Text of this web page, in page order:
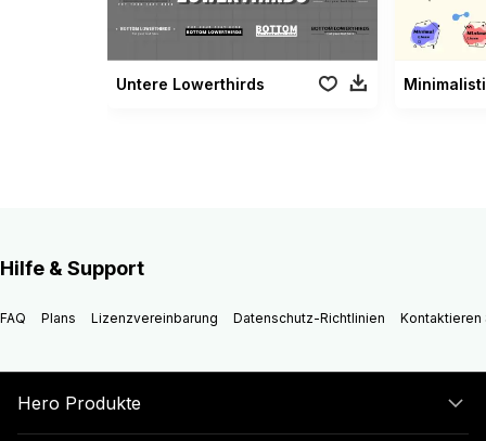
Untere Lowerthirds
Hilfe & Support
FAQ Plans Lizenzvereinbarung Datenschutz-Richtlinien Kontaktieren
Hero Produkte